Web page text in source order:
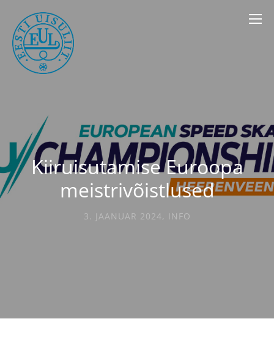
Kiiruisutamise Euroopa
meistrivõistlused
3. JAANUAR 2024, INFO